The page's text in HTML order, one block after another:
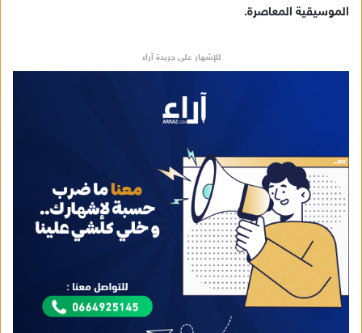
الموسيقية المعاصرة.
للإشهار على جريدة آراء